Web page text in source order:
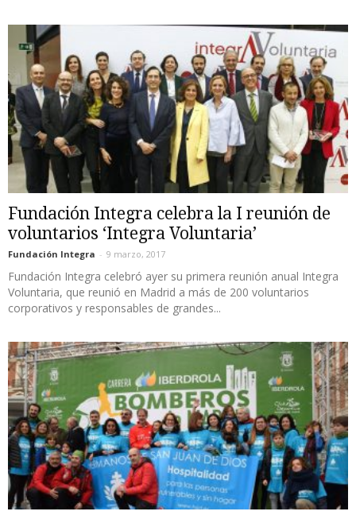
Fundación Integra celebra la I reunión de
voluntarios ‘Integra Voluntaria’
Fundación Integra - 9 marzo, 2017
Fundación Integra celebró ayer su primera reunión anual Integra
Voluntaria, que reunió en Madrid a más de 200 voluntarios
corporativos y responsables de grandes...